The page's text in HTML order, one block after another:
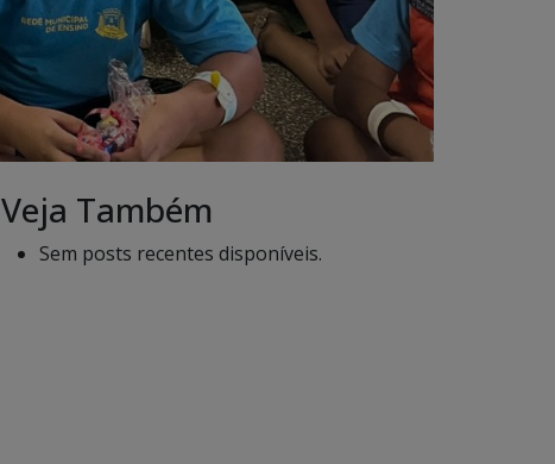
Veja Também
Sem posts recentes disponíveis.